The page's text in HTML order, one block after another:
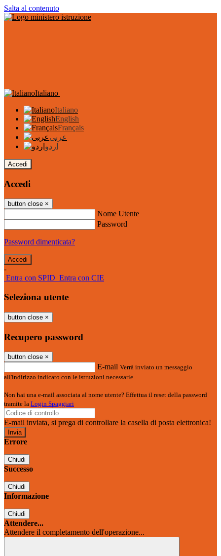
Salta al contenuto
Italiano
Italiano
English
Français
عربى
اردو
Accedi
Accedi
button close ×
Nome Utente
Password
Password dimenticata?
-
Entra con SPID Entra con CIE
Seleziona utente
button close ×
Recupero password
button close ×
E-mail Verrà inviato un messaggio
all'indirizzo indicato con le istruzioni necessarie.
Non hai una e-mail associata al nome utente? Effettua il reset della password
tramite la Login Spaggiari
E-mail inviata, si prega di controllare la casella di posta elettronica!
Errore
Chiudi
Successo
Chiudi
Informazione
Chiudi
Attendere...
Attendere il completamento dell'operazione...